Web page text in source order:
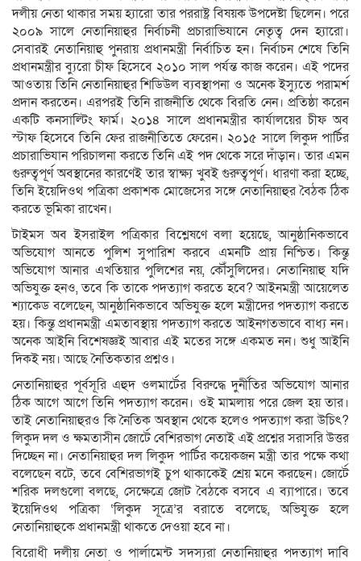
দলীয় নেতা থাকার সময় হ্যারো তার পররাষ্ট্র বিষয়ক উপদেষ্টা ছিলেন। পরে
২০০৯ সালে নেতানিয়াহুর নির্বাচনী প্রচারাভিযানে নেতৃত্ব দেন হ্যারো।
সেবারই নেতানিয়াহু পুনরায় প্রধানমন্ত্রী নির্বাচিত হন। নির্বাচন শেষে তিনি
প্রধানমন্ত্রীর ব্যুরো চীফ হিসেবে ২০১০ সাল পর্যন্ত কাজ করেন। এই পদের
আওতায় তিনি নেতানিয়াহুর শিডিউল ব্যবস্থাপনা ও অনেক ইস্যুতে পরামর্শ
প্রদান করতেন। এরপরই তিনি রাজনীতি থেকে বিরতি নেন। প্রতিষ্ঠা করেন
একটি কনসাল্টিং ফার্ম। ২০১৪ সালে প্রধানমন্ত্রীর কার্যালয়ের চীফ অব
স্টাফ হিসেবে তিনি ফের রাজনীতিতে ফেরেন। ২০১৫ সালে লিকুদ পার্টির
প্রচারাভিযান পরিচালনা করতে তিনি এই পদ থেকে সরে দাঁড়ান। তার এমন
গুরুত্বপূর্ণ অবস্থানের কারণেই তার স্বাক্ষ্য খুবই গুরুত্বপূর্ণ। ধারণা করা হচ্ছে,
তিনি ইয়েদিওথ পত্রিকা প্রকাশক মোজেসের সঙ্গে নেতানিয়াহুর বৈঠক ঠিক
করতে ভূমিকা রাখেন।
টাইমস অব ইসরাইল পত্রিকার বিশ্লেষণে বলা হয়েছে, আনুষ্ঠানিকভাবে
অভিযোগ আনতে পুলিশ সুপারিশ করবে এমনটি প্রায় নিশ্চিত। কিন্তু
অভিযোগ আনার এখতিয়ার পুলিশের নয়, কৌঁসুলিদের। নেতানিয়াহু যদি
অভিযুক্ত হনও, তবে কি তাকে পদত্যাগ করতে হবে? আইনমন্ত্রী আয়েলেত
শ্যাকেড বলেছেন, আনুষ্ঠানিকভাবে অভিযুক্ত হলে মন্ত্রীদের পদত্যাগ করতে
হয়। কিন্তু প্রধানমন্ত্রী এমতাবস্থায় পদত্যাগ করতে আইনগতভাবে বাধ্য নন।
অনেক আইনি বিশেষজ্ঞই আবার এই মতের সঙ্গে একমত নন। শুধু আইনি
দিকই নয়। আছে নৈতিকতার প্রশ্নও।
নেতানিয়াহুর পূর্বসূরি এহুদ ওলমার্টের বিরুদ্ধে দুর্নীতির অভিযোগ আনার
ঠিক আগে আগে তিনি পদত্যাগ করেন। ওই মামলায় পরে জেল হয় তার।
তাই নেতানিয়াহুরও কি নৈতিক অবস্থান থেকে হলেও পদত্যাগ করা উচিৎ?
লিকুদ দল ও ক্ষমতাসীন জোর্টে বেশিরভাগ নেতাই এই প্রশ্নের সরাসরি উত্তর
দিচ্ছেন না। নেতানিয়াহুর দল লিকুদ পার্টির কয়েকজন মন্ত্রী তার পক্ষে কথা
বলেছেন বটে, তবে বেশিরভাগই চুপ থাকাকেই শ্রেয় মনে করছেন। জোর্টে
শরিক দলগুলো বলছে, সেক্ষেত্রে জোট বৈঠকে বসবে এ ব্যাপারে। তবে
ইয়েদিওথ পত্রিকা ‘লিকুদ সূত্রে’র বরাতে বলেছে, অভিযুক্ত হলে
নেতানিয়াহুকে প্রধানমন্ত্রী থাকতে দেওয়া হবে না।
বিরোধী দলীয় নেতা ও পার্লামেন্ট সদস্যরা নেতানিয়াহুর পদত্যাগ দাবি